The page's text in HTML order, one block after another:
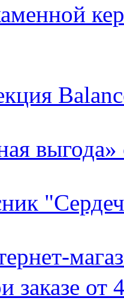
выгода»
заказе от